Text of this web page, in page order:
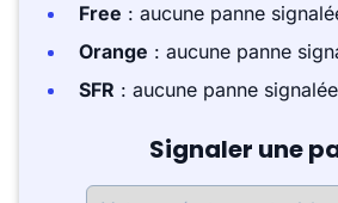
Free : aucune panne
Orange : aucune panne
SFR : aucune panne signalée
Signaler une